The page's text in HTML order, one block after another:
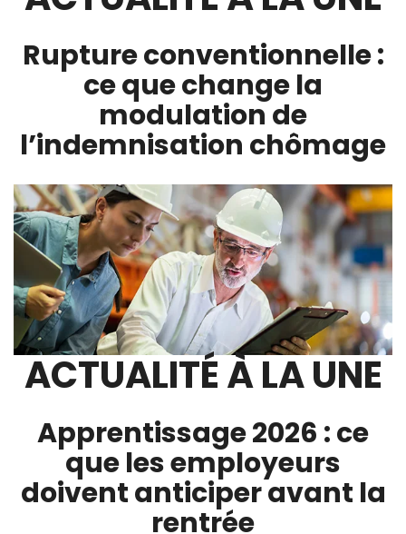
Rupture conventionnelle :
ce que change la
modulation de
l’indemnisation chômage
ACTUALITÉ À LA UNE
Apprentissage 2026 : ce
que les employeurs
doivent anticiper avant la
rentrée